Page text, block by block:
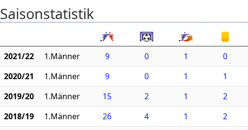
Saisonstatistik
2021/22 1.Männer 9 0 1 0
2020/21
1.Männer 9 0 1 1
2019/20
1.Männer 15 2 1 2
2018/19
1.Männer 26 4 1 2